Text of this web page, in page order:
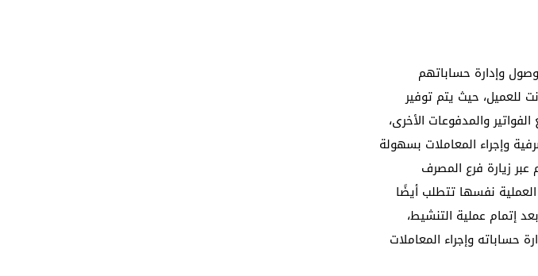
وإدارة حساباتهم
للعميل، حيث يتم توفير
والمدفوعات الأخرى،
وإجراء المعاملات بسهولة
زيارة فرع المصرف
نفسها تتطلب أيضًا
إتمام عملية التنشيط،
حساباته وإجراء المعاملات